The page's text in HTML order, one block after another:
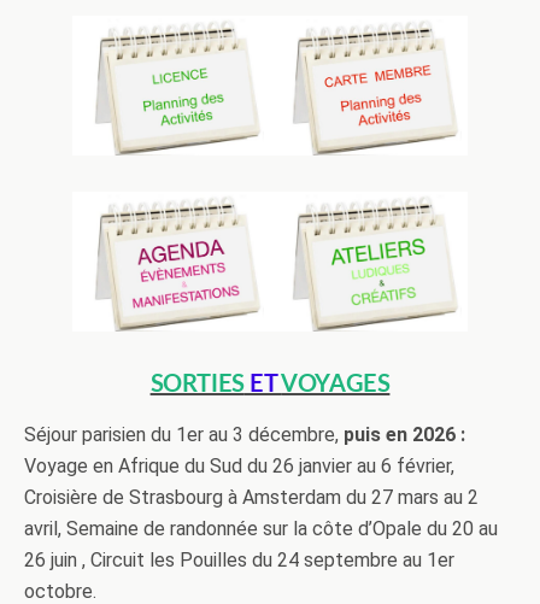
SORTIESETVOYAGES
Séjour parisien du 1er au 3 décembre, puis en 2026 :
Voyage en Afrique du Sud du 26 janvier au 6 février,
Croisière de Strasbourg à Amsterdam du 27 mars au 2
avril, Semaine de randonnée sur la côte d’Opale du 20 au
26 juin , Circuit les Pouilles du 24 septembre au 1er
octobre.